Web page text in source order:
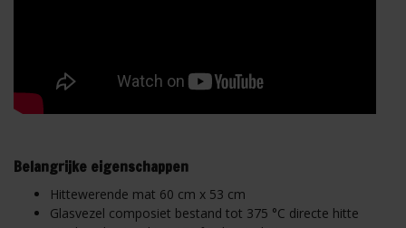
Belangrijke eigenschappen
Hittewerende mat 60 cm x 53 cm
Glasvezel composiet bestand tot 375 °C directe hitte